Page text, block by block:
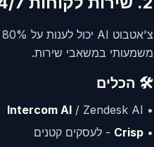
משמעותי במשאבי שירות.
🛠️ הכלים
•
Intercom AI / Zendesk AI
•
Crisp - לעסקים קטנים